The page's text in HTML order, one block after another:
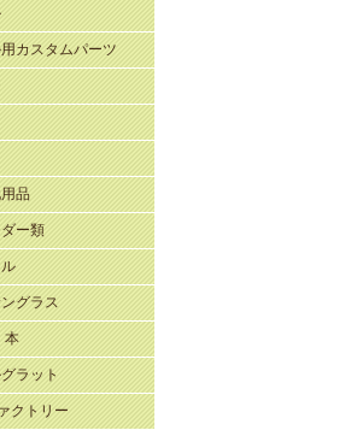
用カスタムパーツ
用品
ダー類
ングラス
本
ラット
クトリー